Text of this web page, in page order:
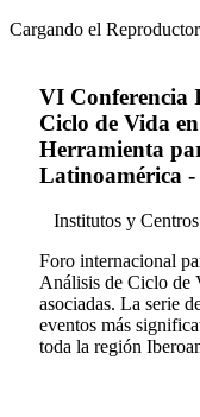
Cargando el
VI Conferencia
Ciclo de Vida
Herramienta
Latinoamérica -
Institutos y
Foro internacional
Análisis de Ciclo de
asociadas. La serie
eventos más
toda la región